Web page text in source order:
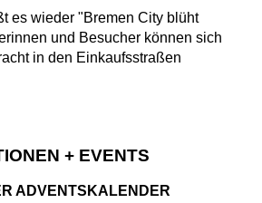
es wieder "Bremen City blüht
und Besucher können sich
in den Einkaufsstraßen
+ EVENTS
ADVENTSKALENDER